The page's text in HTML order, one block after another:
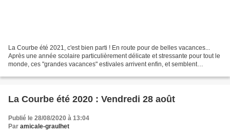
La Courbe été 2021, c'est bien parti ! En route pour de belles vacances...
Après une année scolaire particulièrement délicate et stressante pour tout le
monde, ces "grandes vacances" estivales arrivent enfin, et semblent
La Courbe été 2020 : Vendredi 28 août
Publié le 28/08/2020 à 13:04
Par amicale-graulhet